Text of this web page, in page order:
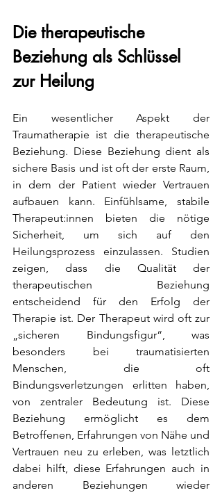
Die therapeutische
Beziehung als Schlüssel
zur Heilung
Ein wesentlicher Aspekt der
Traumatherapie ist die therapeutische
Beziehung. Diese Beziehung dient als
sichere Basis und ist oft der erste Raum,
in dem der Patient wieder Vertrauen
aufbauen kann. Einfühlsame, stabile
Therapeut:innen bieten die nötige
Sicherheit, um sich auf den
Heilungsprozess einzulassen. Studien
zeigen, dass die Qualität der
therapeutischen Beziehung
entscheidend für den Erfolg der
Therapie ist. Der Therapeut wird oft zur
„sicheren Bindungsfigur“, was
besonders bei traumatisierten
Menschen, die oft
Bindungsverletzungen erlitten haben,
von zentraler Bedeutung ist. Diese
Beziehung ermöglicht es dem
Betroffenen, Erfahrungen von Nähe und
Vertrauen neu zu erleben, was letztlich
dabei hilft, diese Erfahrungen auch in
anderen Beziehungen wieder